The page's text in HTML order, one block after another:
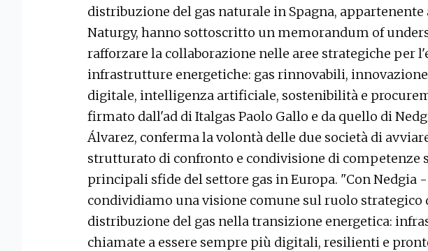
distribuzione del gas naturale in Spagna,
Naturgy, hanno sottoscritto un memorandum of
rafforzare la collaborazione nelle aree strategiche per
infrastrutture energetiche: gas rinnovabili,
digitale, intelligenza artificiale, sostenibilità e
firmato dall'ad di Italgas Paolo Gallo e da quello di
Álvarez, conferma la volontà delle due società di
strutturato di confronto e condivisione di competenze
principali sfide del settore gas in Europa. "Con Nedgia
condividiamo una visione comune sul ruolo strategico
distribuzione del gas nella transizione energetica:
chiamate a essere sempre più digitali, resilienti e